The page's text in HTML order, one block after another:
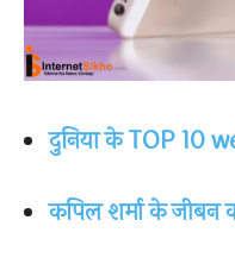
दुनिया के TOP 10
कपिल शर्मा के जीबन